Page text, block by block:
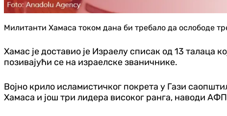
Милитанти Хамаса током дана би требало да ослободе
Хамас је доставио је Израелу списак од 13 талаца
позивајући се на израелске званичнике.
Војно крило исламистичког покрета у Гази
Хамаса и још три лидера високог ранга, наводи